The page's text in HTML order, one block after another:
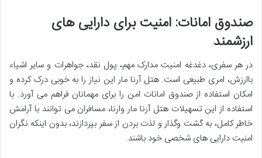
صندوق امانات: امنیت برای دارایی های
ارزشمند
در هر سفری، دغدغه امنیت مدارک مهم، پول نقد، جواهرات و سایر اشیاء
باارزش، امری طبیعی است. هتل آرنا مار این نیاز را به خوبی درک کرده و
امکان استفاده از صندوق امانات امن را برای مهمانان فراهم می آورد. با
استفاده از این تسهیلات هتل آرنا مار وارنا، مسافران می توانند با آرامش
خاطر کامل، به گشت وگذار و لذت بردن از سفر بپردازند، بدون اینکه نگران
امنیت دارایی های شخصی خود باشند.